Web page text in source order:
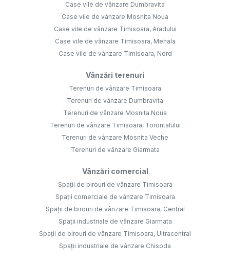
Case vile de vânzare Dumbravita
Case vile de vânzare Mosnita Noua
Case vile de vânzare Timisoara, Aradului
Case vile de vânzare Timisoara, Mehala
Case vile de vânzare Timisoara, Nord
Vânzări terenuri
Terenuri de vânzare Timisoara
Terenuri de vânzare Dumbravita
Terenuri de vânzare Mosnita Noua
Terenuri de vânzare Timisoara, Torontalului
Terenuri de vânzare Mosnita Veche
Terenuri de vânzare Giarmata
Vânzări comercial
Spații de birouri de vânzare Timisoara
Spații comerciale de vânzare Timisoara
Spații de birouri de vânzare Timisoara, Central
Spații industriale de vânzare Giarmata
Spații de birouri de vânzare Timisoara, Ultracentral
Spații industriale de vânzare Chisoda